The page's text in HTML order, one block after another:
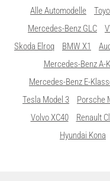
Alle Automodelle
Mercedes-Benz GLC
Skoda Elroq
BMW X1
Mercedes-Benz A-
Mercedes-Benz E-
Tesla Model 3
Porsche
Volvo XC40
Renault
Hyundai Kona